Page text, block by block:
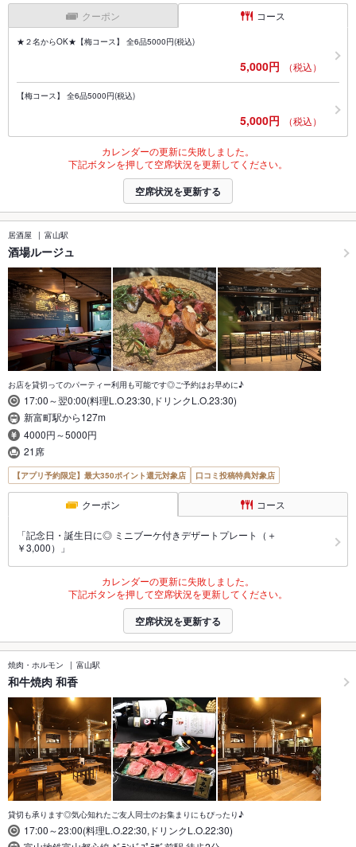
クーポン コース
★２名からOK★【梅コース】 全6品5000円(税込)
5,000円 （税込）
【梅コース】 全6品5000円(税込)
5,000円 （税込）
カレンダーの更新に失敗しました。
下記ボタンを押して空席状況を更新してください。
空席状況を更新する
居酒屋 富山駅
酒場ルージュ
お店を貸切ってのパーティー利用も可能です◎ご予約はお早めに♪
17:00～翌0:00(料理L.O.23:30,ドリンクL.O.23:30)
新富町駅から127m
4000円～5000円
21席
【アプリ予約限定】最大350ポイント還元対象店 口コミ投稿特典対象店
クーポン コース
「記念日・誕生日に◎ ミニブーケ付きデザートプレート（＋
￥3,000）」
カレンダーの更新に失敗しました。
下記ボタンを押して空席状況を更新してください。
空席状況を更新する
焼肉・ホルモン 富山駅
和牛焼肉 和香
貸切も承ります◎気心知れたご友人同士のお集まりにもぴったり♪
17:00～23:00(料理L.O.22:30,ドリンクL.O.22:30)